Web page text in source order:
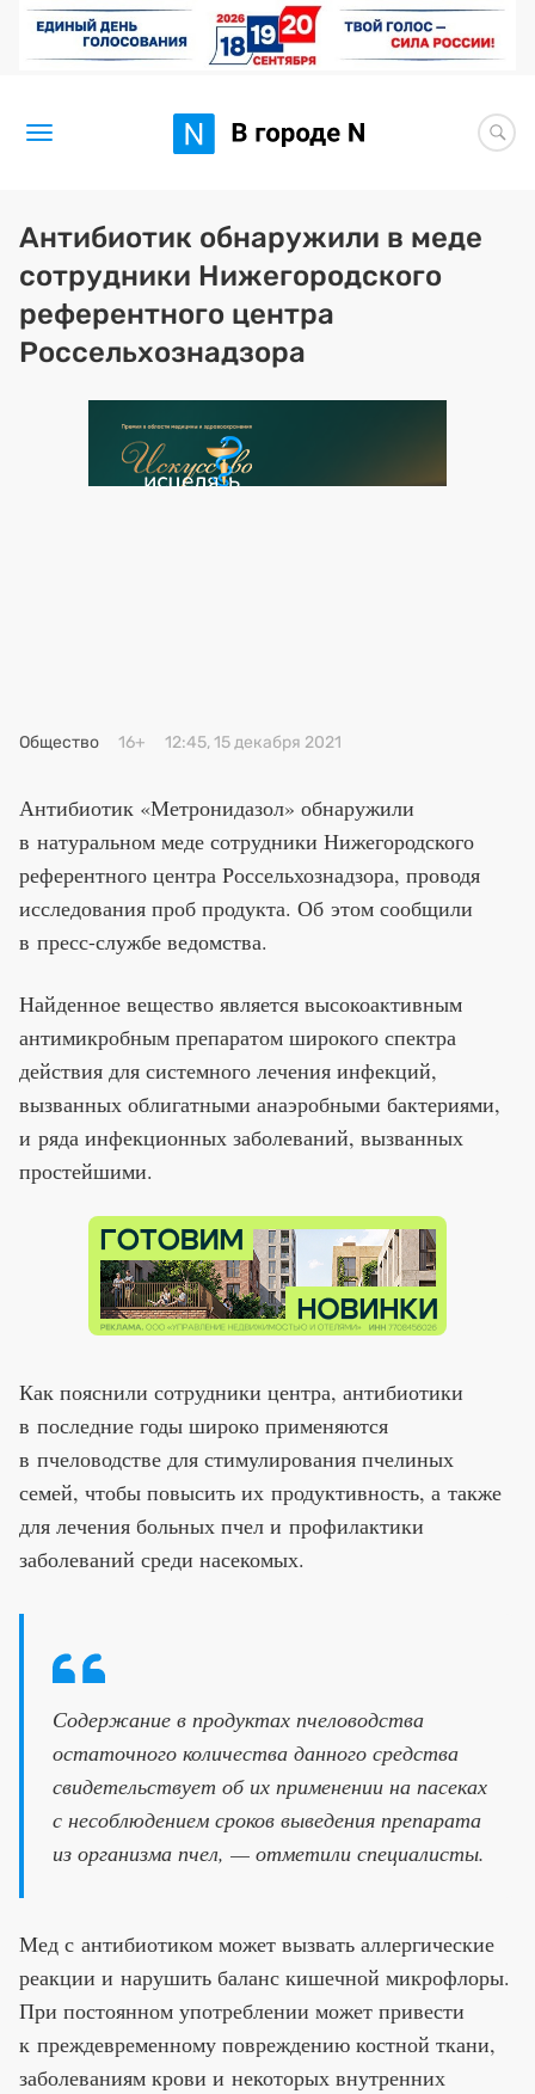
Новости
Статьи
Здоровье
Искусство исцелять
Премия 2026 (текущая)
Антибиотик обнаружили в меде
сотрудники Нижегородского
референтного центра
Россельхознадзора
Общество 16+ 12:45, 15 декабря 2021
Антибиотик «Метронидазол» обнаружили
в натуральном меде сотрудники Нижегородского
референтного центра Россельхознадзора, проводя
исследования проб продукта. Об этом сообщили
в пресс-службе ведомства.
Найденное вещество является высокоактивным
антимикробным препаратом широкого спектра
действия для системного лечения инфекций,
вызванных облигатными анаэробными бактериями,
и ряда инфекционных заболеваний, вызванных
простейшими.
Как пояснили сотрудники центра, антибиотики
в последние годы широко применяются
в пчеловодстве для стимулирования пчелиных
семей, чтобы повысить их продуктивность, а также
для лечения больных пчел и профилактики
заболеваний среди насекомых.
Содержание в продуктах пчеловодства
остаточного количества данного средства
свидетельствует об их применении на пасеках
с несоблюдением сроков выведения препарата
из организма пчел, — отметили специалисты.
Мед с антибиотиком может вызвать аллергические
реакции и нарушить баланс кишечной микрофлоры.
При постоянном употреблении может привести
к преждевременному повреждению костной ткани,
заболеваниям крови и некоторых внутренних